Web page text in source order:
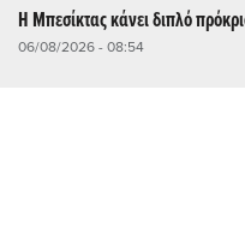
Η Μπεσίκτας κάνει διπλό
06/08/2026 - 08:54